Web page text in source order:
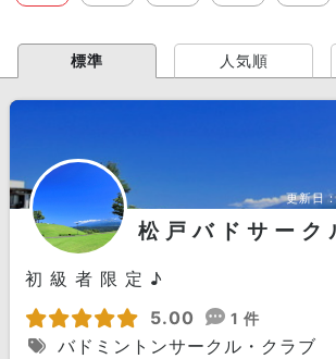
標準 人気順
更新日
松 戸 バ ド サ ー ク
初 級 者 限 定 ♪
5.00
1 件
バドミントンサークル・クラブ